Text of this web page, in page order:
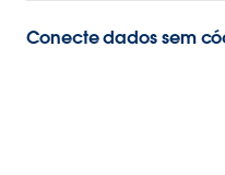
Conecte dados sem